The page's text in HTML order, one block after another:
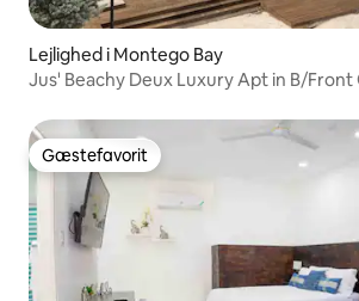
Lejlighed i Montego Bay
Jus' Beachy Deux Luxury Apt in B/
Gæstefavorit
Gæstefavorit